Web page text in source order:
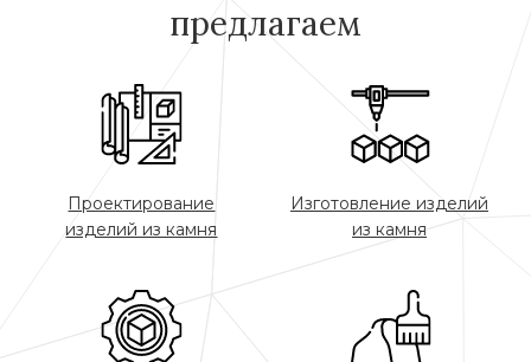
предлагаем
Проектирование
изделий из камня
Изготовление изделий
из камня